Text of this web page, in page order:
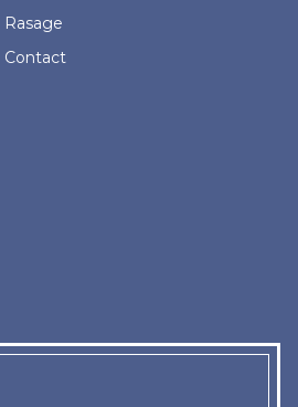
Rasage
Contact